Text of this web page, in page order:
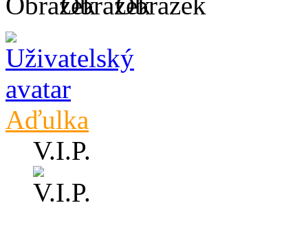
Aďulka
V.I.P.